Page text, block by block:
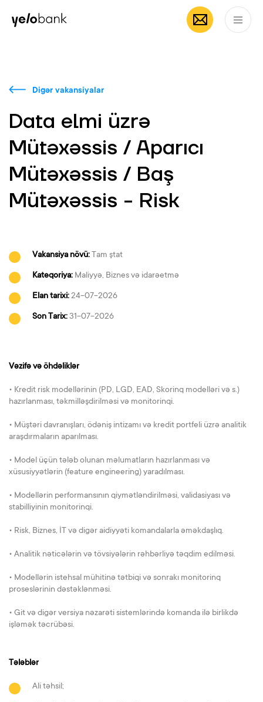
Fərdi Biznes
Digər vakansiyalar
Data elmi üzrə
Mütəxəssis / Aparıcı
Mütəxəssis / Baş
Mütəxəssis - Risk
Vakansiya növü: Tam ştat
Kateqoriya: Maliyyə, Biznes və idarəetmə
Elan tarixi:24-07-2026
Son Tarix:31-07-2026
Vəzifə və öhdəliklər
• Kredit risk modellərinin (PD, LGD, EAD, Skorinq modelləri və s.)
hazırlanması, təkmilləşdirilməsi və monitorinqi.
• Müştəri davranışları, ödəniş intizamı və kredit portfeli üzrə analitik
araşdırmaların aparılması.
• Model üçün tələb olunan məlumatların hazırlanması və
xüsusiyyətlərin (feature engineering) yaradılması.
• Modellərin performansının qiymətləndirilməsi, validasiyası və
stabilliyinin monitorinqi.
• Risk, Biznes, İT və digər aidiyyəti komandalarla əməkdaşlıq.
• Analitik nəticələrin və tövsiyələrin rəhbərliyə təqdim edilməsi.
• Modellərin istehsal mühitinə tətbiqi və sonrakı monitorinq
proseslərinin dəstəklənməsi.
• Git və digər versiya nəzarəti sistemlərində komanda ilə birlikdə
işləmək təcrübəsi.
Tələblər
Ali təhsil;